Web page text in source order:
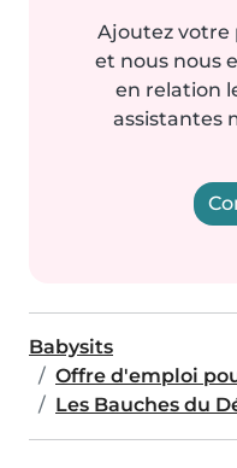
Ajoutez votre
et nous nous
en relation
assistantes
Babysits
Offre d'emploi
Les Bauches du